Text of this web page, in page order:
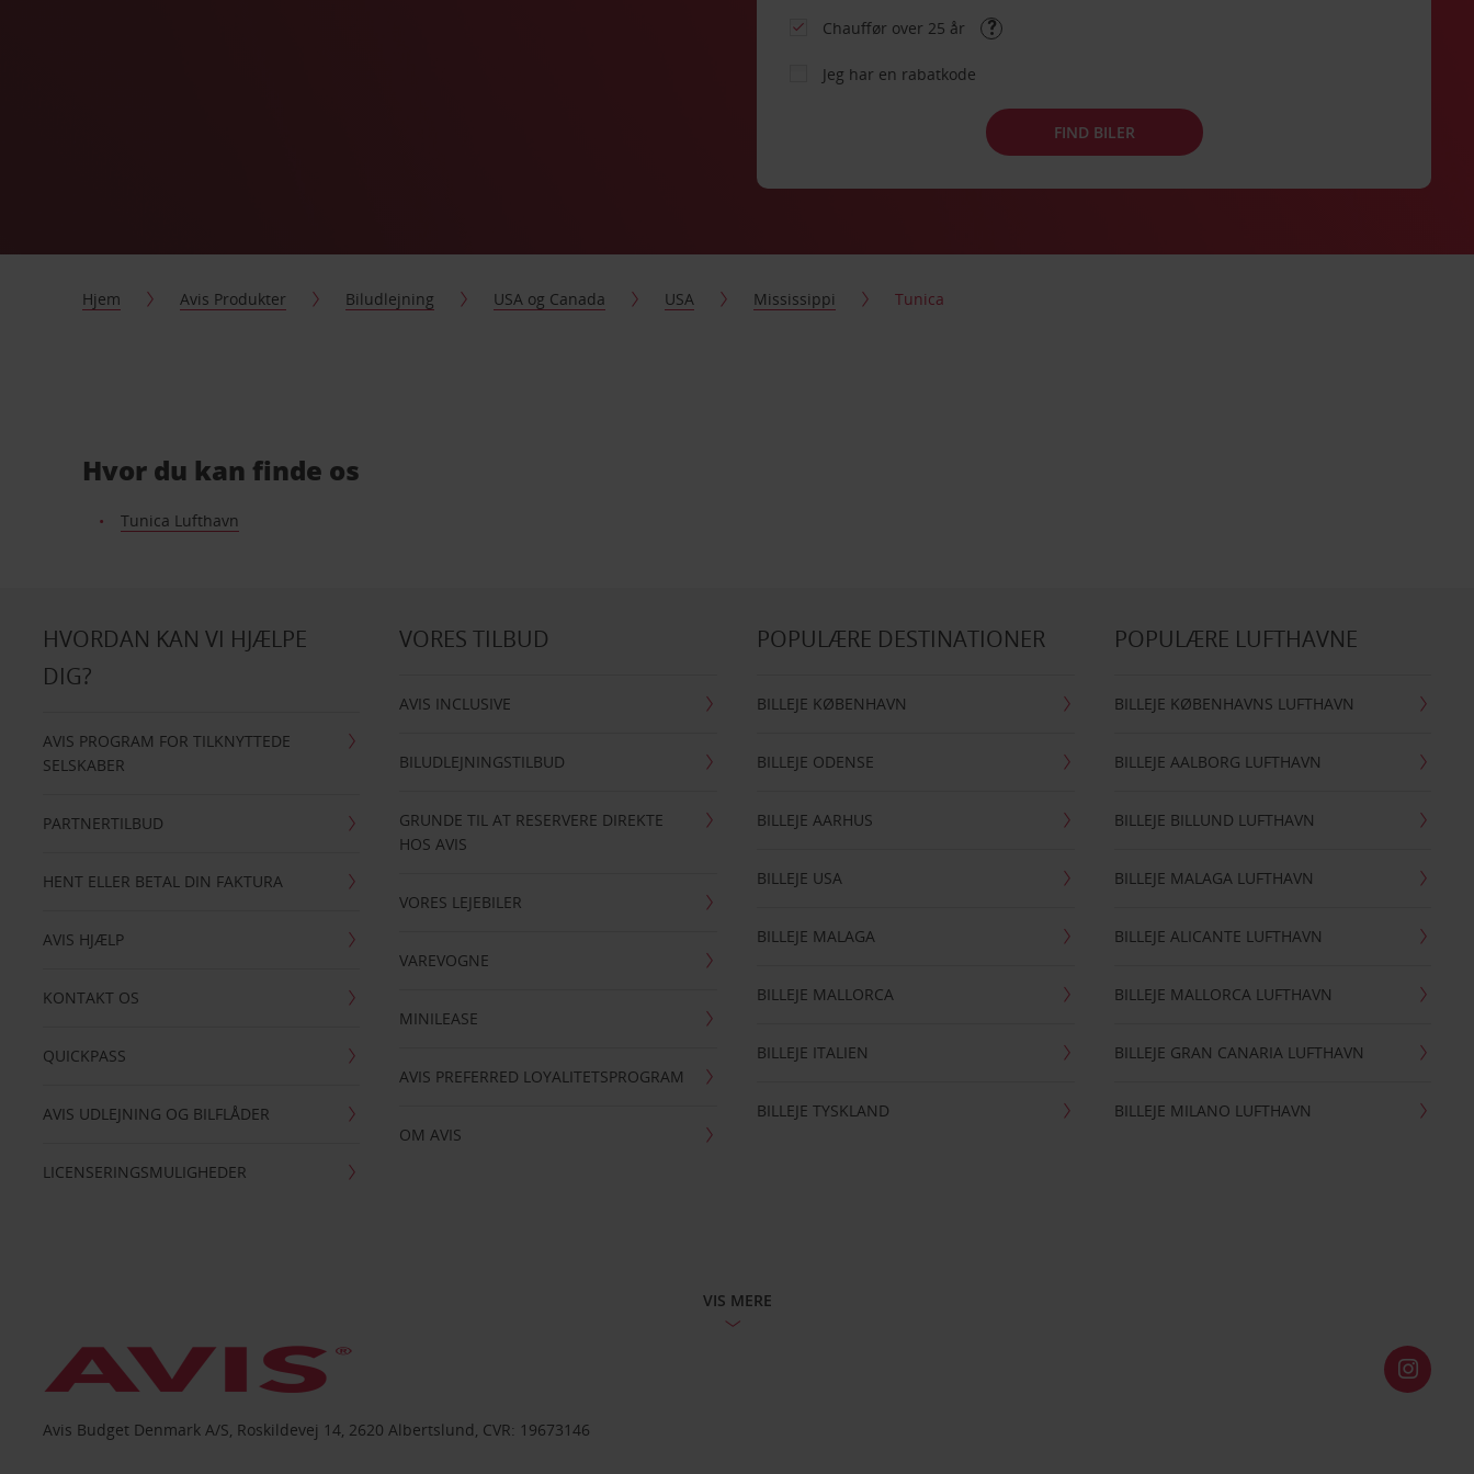
Chauffør over 25 år
Jeg har en rabatkode
FIND BILER
Hjem Avis Produkter Biludlejning USA og Canada USA Mississippi Tunica
Hvor du kan finde os
Tunica Lufthavn
HVORDAN KAN VI HJÆLPE
DIG?
AVIS PROGRAM FOR TILKNYTTEDE
SELSKABER
PARTNERTILBUD
HENT ELLER BETAL DIN FAKTURA
AVIS HJÆLP
KONTAKT OS
QUICKPASS
AVIS UDLEJNING OG BILFLÅDER
LICENSERINGSMULIGHEDER
VORES TILBUD
AVIS INCLUSIVE
BILUDLEJNINGSTILBUD
GRUNDE TIL AT RESERVERE DIREKTE
HOS AVIS
VORES LEJEBILER
VAREVOGNE
MINILEASE
AVIS PREFERRED LOYALITETSPROGRAM
OM AVIS
POPULÆRE DESTINATIONER
BILLEJE KØBENHAVN
BILLEJE ODENSE
BILLEJE AARHUS
BILLEJE USA
BILLEJE MALAGA
BILLEJE MALLORCA
BILLEJE ITALIEN
BILLEJE TYSKLAND
POPULÆRE LUFTHAVNE
BILLEJE KØBENHAVNS LUFTHAVN
BILLEJE AALBORG LUFTHAVN
BILLEJE BILLUND LUFTHAVN
BILLEJE MALAGA LUFTHAVN
BILLEJE ALICANTE LUFTHAVN
BILLEJE MALLORCA LUFTHAVN
BILLEJE GRAN CANARIA LUFTHAVN
BILLEJE MILANO LUFTHAVN
VIS MERE
Avis Budget Denmark A/S, Roskildevej 14, 2620 Albertslund, CVR: 19673146